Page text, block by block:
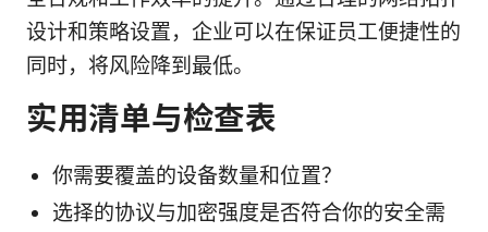
设计和策略设置，企业可以在保证员工便捷性的
同时，将风险降到最低。
实用清单与检查表
你需要覆盖的设备数量和位置？
选择的协议与加密强度是否符合你的安全需